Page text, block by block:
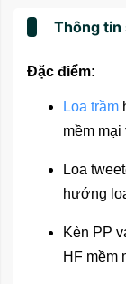
Thông tin
Đặc điểm:
Loa trầm
mềm mại
Loa
hướng
Kèn PP
HF mềm